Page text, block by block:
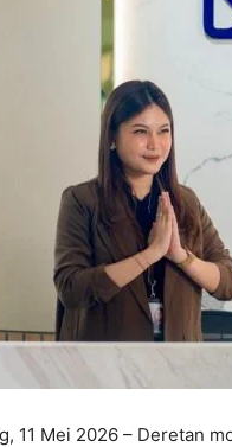
11 Mei 2026 – Deretan